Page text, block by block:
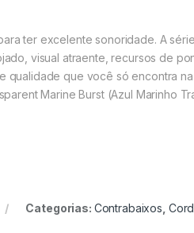
ter excelente sonoridade. A
visual atraente, recursos de
que você só encontra na
Marine Burst (Azul Marinho
Categorias: Contrabaixos